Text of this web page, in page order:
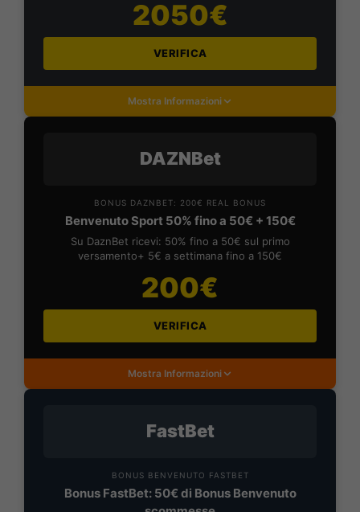
2050€
VERIFICA
Mostra Informazioni
DAZNBet
BONUS DAZNBET: 200€ REAL BONUS
Benvenuto Sport 50% fino a 50€ + 150€
Su DaznBet ricevi: 50% fino a 50€ sul primo
versamento+ 5€ a settimana fino a 150€
200€
VERIFICA
Mostra Informazioni
FastBet
BONUS BENVENUTO FASTBET
Bonus FastBet: 50€ di Bonus Benvenuto